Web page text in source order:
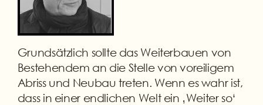
Grundsätzlich sollte das Weiterbauen von
Bestehendem an die Stelle von voreiligem
Abriss und Neubau treten. Wenn es wahr ist,
dass in einer endlichen Welt ein ‚Weiter so‘